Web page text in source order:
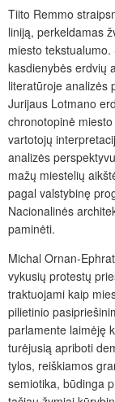
Tiito Remmo
liniją, perkeldamas
miesto
kasdienybės erdvių
literatūroje analizės
Jurijaus Lotmano
chronotopinė
vartotojų
analizės
mažų miestelių
pagal valstybinę
Nacionalinės
paminėti.
Michal Ornan-
vykusių protestų
traktuojami kaip
pilietinio
parlamente laimėję
turėjusią apriboti
tylos, reiškiamos
semiotika, būdinga